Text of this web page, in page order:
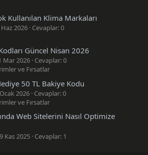
Kullanılan Klima Markaları
2026 Cevaplar: 0
Güncel Nisan 2026
Mar 2026 Cevaplar: 0
ve Fırsatlar
50 TL Bakiye Kodu
2026 Cevaplar: 0
ve Fırsatlar
Web Sitelerini Nasıl Optimize
Kas 2025 Cevaplar: 1